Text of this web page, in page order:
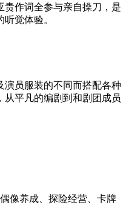
作词全参与亲自操刀，是
觉体验。
员服装的不同而搭配各种
平凡的编剧到和剧团成员
像养成、探险经营、卡牌